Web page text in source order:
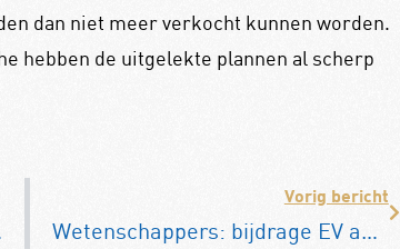
dan niet meer verkocht kunnen worden.
hebben de uitgelekte plannen al scherp
Vorig bericht
Wetenschappers: bijdrage EV aan klimaat overschat